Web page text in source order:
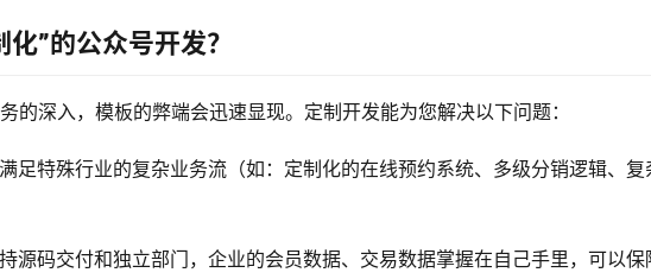
”的公众号开发？
的深入，模板的弊端会迅速显现。定制开发能为您解决以下问题：
足特殊行业的复杂业务流（如：定制化的在线预约系统、多级分销逻辑、复
源码交付和独立部门，企业的会员数据、交易数据掌握在自己手里，可以保